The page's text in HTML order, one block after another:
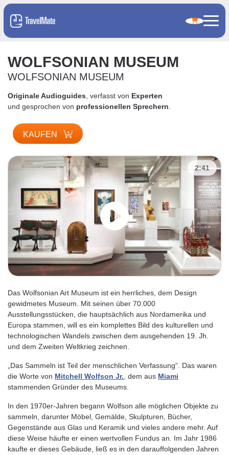
WOLFSONIAN MUSEUM
WOLFSONIAN MUSEUM
Originale Audioguides , verfasst von Experten
und gesprochen von professionellen Sprechern
KAUFEN
2:41
Das Wolfsonian Art Museum ist ein herrliches, dem Design
gewidmetes Museum. Mit seinen über 70.000
Ausstellungsstücken, die hauptsächlich aus Nordamerika und
Europa stammen, will es ein komplettes Bild des kulturellen und
technologischen Wandels zwischen dem ausgehenden 19. Jh.
und dem Zweiten Weltkrieg zeichnen.
„Das Sammeln ist Teil der menschlichen Verfassung“. Das waren
die Worte von Mitchell Wolfson Jr. , dem aus Miami
stammenden Gründer des Museums.
In den 1970er-Jahren begann Wolfson alle möglichen Objekte zu
sammeln, darunter Möbel, Gemälde, Skulpturen, Bücher,
Gegenstände aus Glas und Keramik und vieles andere mehr. Auf
diese Weise häufte er einen wertvollen Fundus an. Im Jahr 1986
kaufte er dieses Gebäude, ließ es in den darauffolgenden Jahren